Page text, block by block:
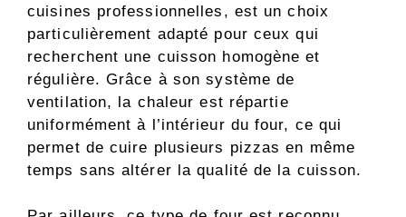
cuisines professionnelles, est un choix
particulièrement adapté pour ceux qui
recherchent une cuisson homogène et
régulière. Grâce à son système de
ventilation, la chaleur est répartie
uniformément à l’intérieur du four, ce qui
permet de cuire plusieurs pizzas en même
temps sans altérer la qualité de la cuisson.